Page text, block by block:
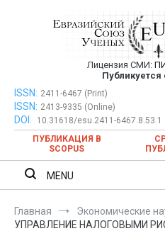
публикация
ежемесячном
Лицензия СМИ:
Публикуется
Евразийский Союз Ученых —
ежемесячном
ISSN: 2411-6467 (Print)
ISSN: 2413-9335 (Online)
DOI:
10.31618/esu.2411-6467.8.53.1
ПУБЛИКАЦИЯ В
SCOPUS
MENU
Главная
Экономические
УПРАВЛЕНИЕ НАЛОГОВЫМИ